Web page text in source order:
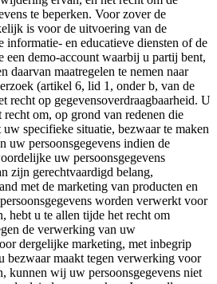
te beperken. Voor zover de
is voor de uitvoering van de
informatie- en educatieve diensten of de
een demo-account waarbij u partij bent,
daarvan maatregelen te nemen naar
(artikel 6, lid 1, onder b, van de
recht op gegevensoverdraagbaarheid. U
recht om, op grond van redenen die
specifieke situatie, bezwaar te maken
uw persoonsgegevens indien de
uw persoonsgegevens
zijn gerechtvaardigd belang,
met de marketing van producten en
worden verwerkt voor
hebt u te allen tijde het recht om
de verwerking van uw
dergelijke marketing, met inbegrip
bezwaar maakt tegen verwerking voor
kunnen wij uw persoonsgegevens niet